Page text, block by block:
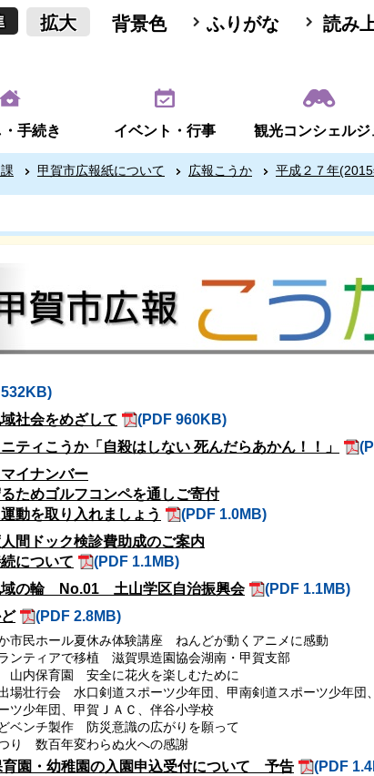
拡大 背景色 ふりがな 読み
・手続き イベント・行事 観光コンシェルジ
甲賀市広報紙について 広報こうか 平成２７年
社会をめざして
(PDF 960KB)
ティこうか「自殺はしない 死んだらあかん！！」
イナンバー
ためゴルフコンペを通しご寄付
動を取り入れましょう
(PDF 1.0MB)
間ドック検診費助成のご案内
について
(PDF 1.1MB)
域の輪 No.01 土山学区自治振興会
(PDF 1.1MB)
(PDF 2.8MB)
市民ホール夏休み体験講座 ねんどが動くアニメに感動
ンティアで移植 滋賀県造園協会湖南・甲賀支部
山内保育園 安全に花火を楽しむために
場壮行会 水口剣道スポーツ少年団、甲南剣道スポーツ少年団
ツ少年団、甲賀ＪＡＣ、伴谷小学校
ベンチ製作 防災意識の広がりを願って
り 数百年変わらぬ火への感謝
育園・幼稚園の入園申込受付について 予告
(PDF